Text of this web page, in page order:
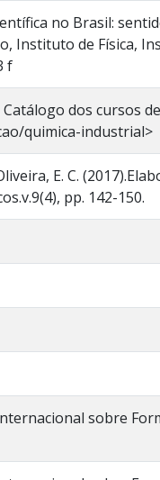
no Brasil:
Instituto de Física,
f
dos cursos
quimica-industrial>
E. C.
pp. 142-150.
sobre